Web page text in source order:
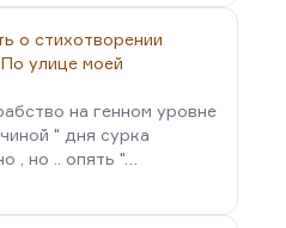
о стихотворении
улице моей
на генном уровне
" дня сурка
, но .. опять "…